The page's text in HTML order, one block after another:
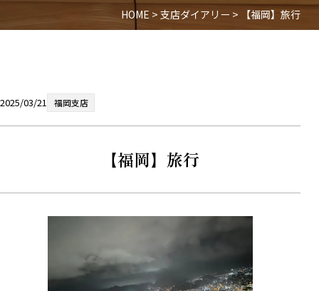
HOME >支店ダイアリー > 【福岡】旅行
2025/03/21 福岡支店
【福岡】旅行